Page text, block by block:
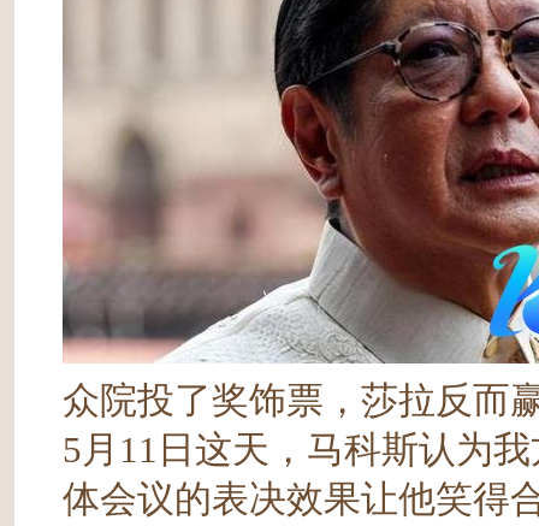
众院投了奖饰票，莎拉反而
5月11日这天，马科斯认为
体会议的表决效果让他笑得